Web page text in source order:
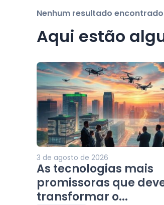
Nenhum resultado
Aqui estão
3 de agosto de 2026
As tecnologias mais
promissoras que
transformar o...